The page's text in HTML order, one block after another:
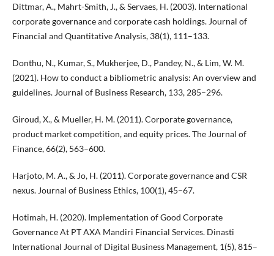
Dittmar, A., Mahrt-Smith, J., & Servaes, H. (2003). International
corporate governance and corporate cash holdings. Journal of
Financial and Quantitative Analysis, 38(1), 111–133.
Donthu, N., Kumar, S., Mukherjee, D., Pandey, N., & Lim, W. M.
(2021). How to conduct a bibliometric analysis: An overview and
guidelines. Journal of Business Research, 133, 285–296.
Giroud, X., & Mueller, H. M. (2011). Corporate governance,
product market competition, and equity prices. The Journal of
Finance, 66(2), 563–600.
Harjoto, M. A., & Jo, H. (2011). Corporate governance and CSR
nexus. Journal of Business Ethics, 100(1), 45–67.
Hotimah, H. (2020). Implementation of Good Corporate
Governance At PT AXA Mandiri Financial Services. Dinasti
International Journal of Digital Business Management, 1(5), 815–